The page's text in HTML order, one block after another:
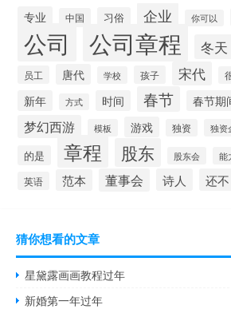
专业 中国 习俗 企业 你可以
公司 公司章程 冬天
员工 唐代 学校 孩子 宋代
新年 方式 时间 春节 春节期
梦幻西游 模板 游戏 独资 独资
的是 章程 股东 股东会 能
英语 范本 董事会 诗人 还不
猜你想看的文章
星黛露画画教程过年
新婚第一年过年